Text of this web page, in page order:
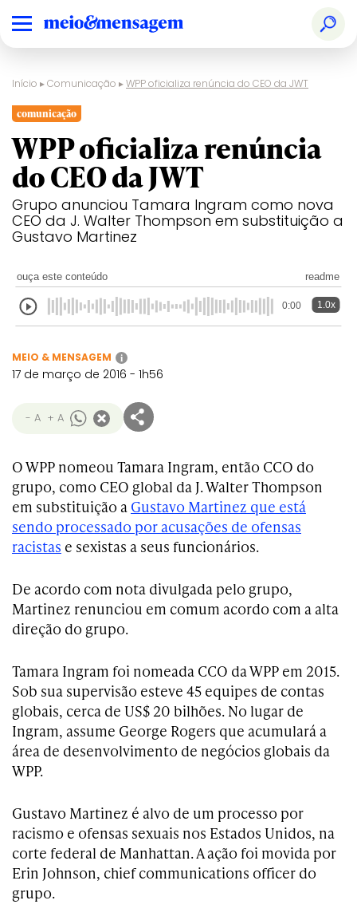
Início ▸Comunicação ▸WPP oficializa renúncia do CEO da JWT
comunicação
WPP oficializa renúncia
do CEO da JWT
Grupo anunciou Tamara Ingram como nova
CEO da J. Walter Thompson em substituição a
Gustavo Martinez
ouça este conteúdo readme
0:00 1.0x
MEIO & MENSAGEM i
17 de março de 2016 - 1h56
- A + A
O WPP nomeou Tamara Ingram, então CCO do
grupo, como CEO global da J. Walter Thompson
em substituição a Gustavo Martinez que está
sendo processado por acusações de ofensas
racistas e sexistas a seus funcionários.
De acordo com nota divulgada pelo grupo,
Martinez renunciou em comum acordo com a alta
direção do grupo.
Tamara Ingram foi nomeada CCO da WPP em 2015.
Sob sua supervisão esteve 45 equipes de contas
globais, cerca de US$ 20 bilhões. No lugar de
Ingram, assume George Rogers que acumulará a
área de desenvolvimento de negócios globais da
WPP.
Gustavo Martinez é alvo de um processo por
racismo e ofensas sexuais nos Estados Unidos, na
corte federal de Manhattan. A ação foi movida por
Erin Johnson, chief communications officer do
grupo.